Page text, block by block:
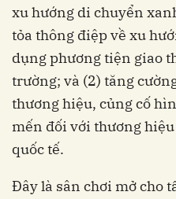
xu hướng di chuyển
tỏa thông điệp về xu
dụng phương tiện giao
trường; và (2) tăng
thương hiệu, củng cố
mến đối với thương
quốc tế.
Đây là sân chơi mở cho